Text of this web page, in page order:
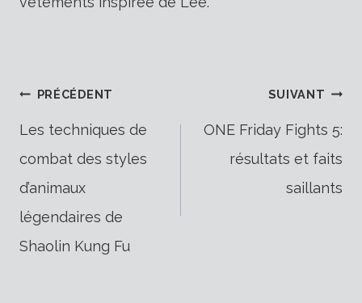
Navigation
de
l’article
PRÉCÉDENT
Les techniques de
combat des styles
d’animaux
légendaires de
Shaolin Kung Fu
SUIVANT
ONE Friday Fights 5:
résultats et faits
saillants